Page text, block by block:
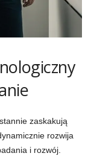
zaskakują
rozwija
i rozwój.